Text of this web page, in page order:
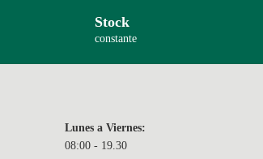
Stock
constante
Lunes a Viernes:
08:00 - 19.30